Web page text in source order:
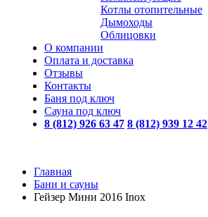
Котлы отопительные
Дымоходы
Облицовки
О компании
Оплата и доставка
Отзывы
Контакты
Баня под ключ
Сауна под ключ
8 (812) 926 63 47 8 (812) 939 12 42
Главная
Бани и сауны
Гейзер Мини 2016 Inox